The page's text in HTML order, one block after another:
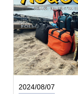
2024/08/07